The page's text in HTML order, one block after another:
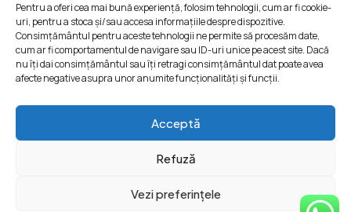
Pentru a oferi cea mai bună experiență, folosim tehnologii, cum ar fi cookie-
uri, pentru a stoca și/sau accesa informațiile despre dispozitive.
Consimțământul pentru aceste tehnologii ne permite să procesăm date,
cum ar fi comportamentul de navigare sau ID-uri unice pe acest site. Dacă
nu îți dai consimțământul sau îți retragi consimțământul dat poate avea
afecte negative asupra unor anumite funcționalități și funcții.
Acceptă
Refuză
Vezi preferințele
CONFIDENTIALITATE DATELOR
TERMENI SI CONDITII
Formular retur
Hotel